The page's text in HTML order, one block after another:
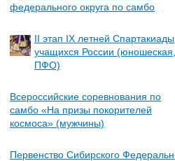
федерального округа по самбо
II этап IX летней Спартакиады
учащихся России (юношеская,
ПФО)
Всероссийские соревнования по
самбо «На призы покорителей
космоса» (мужчины)
Первенство Сибирского